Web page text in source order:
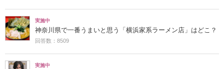
実施中
神奈川県で一番うまいと思う「横浜家系ラーメン店」はどこ？
回答数：8509
実施中